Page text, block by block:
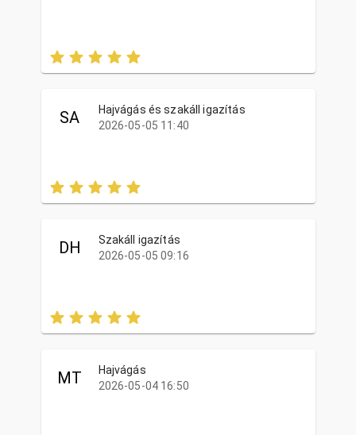
SA
Hajvágás és szakáll igazítás
2026-05-05 11:40
DH
Szakáll igazítás
2026-05-05 09:16
MT
Hajvágás
2026-05-04 16:50